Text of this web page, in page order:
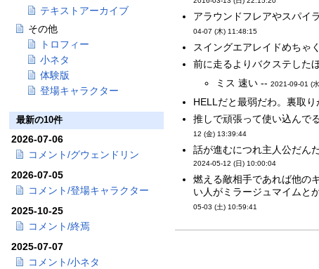
アラウンドフレアやスパイ
04-07 (木) 11:48:15
スイングエアレイドめちゃ
前に走るよりバクステした
ミス 速い --2021-09-01 (
HELLだと最弱だわ。裏取
推しで頑張って使い込んで
12 (金) 13:39:44
話が進むにつれ主人公だん
2024-05-12 (日) 10:00:04
燃える敵相手であれば他の
い人がミラージュマイムと
05-03 (土) 10:59:41
テキストアーカイブ
その他
トロフィー
小ネタ
体験版
登場キャラクター
最新の10件
2026-07-06
コメント/グウェンドリン
2026-07-05
コメント/登場キャラクター
2025-10-25
コメント/終焉
2025-07-07
コメント/小ネタ